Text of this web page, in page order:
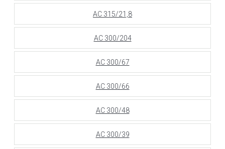
АС 315/21,8
АС 300/204
АС 300/67
АС 300/66
АС 300/48
АС 300/39